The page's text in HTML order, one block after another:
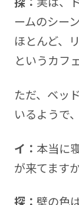
ームのシー
ほとんど、
というカフ
ただ、ベッ
いるようで
イ： 本当に
が来てますか
探： 壁の色